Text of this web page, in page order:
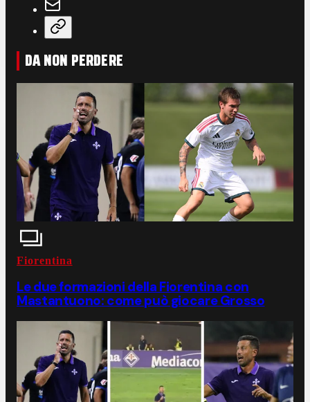
DA NON PERDERE
Fiorentina
Le due formazioni della Fiorentina con
Mastantuono: come può giocare Grosso